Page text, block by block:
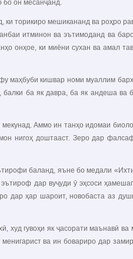
бо он месанҷанд.
торикиро мешикананд ва роҳро
итминон ва эътимоданд ва
онҳое, ки миёни сухан ва амал
кишвар номи муаллим
ба як давра, ба як андеша ва
Аммо ин танҳо идомаи
нигоҳ доштааст. Зеро дар
баланд, яъне бо медали
дар вуҷуди ӯ эҳсоси
дар ҳар шароит, новобаста аз
гувоҳи як ҷасорати маънавӣ
ва ин бовариро дар